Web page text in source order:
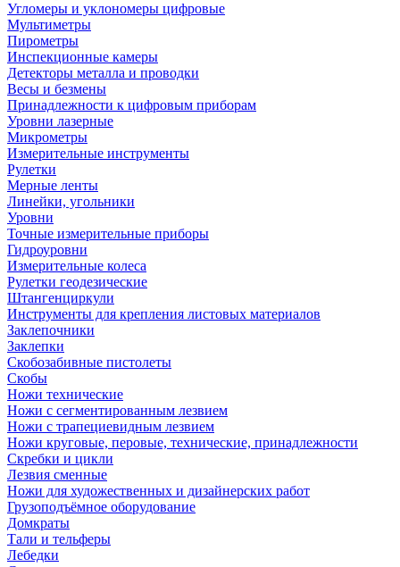
Угломеры и уклономеры цифровые
Мультиметры
Пирометры
Инспекционные камеры
Детекторы металла и проводки
Весы и безмены
Принадлежности к цифровым приборам
Уровни лазерные
Микрометры
Измерительные инструменты
Рулетки
Мерные ленты
Линейки, угольники
Уровни
Точные измерительные приборы
Гидроуровни
Измерительные колеса
Рулетки геодезические
Штангенциркули
Инструменты для крепления листовых материалов
Заклепочники
Заклепки
Скобозабивные пистолеты
Скобы
Ножи технические
Ножи с сегментированным лезвием
Ножи с трапециевидным лезвием
Ножи круговые, перовые, технические, принадлежности
Скребки и цикли
Лезвия сменные
Ножи для художественных и дизайнерских работ
Грузоподъёмное оборудование
Домкраты
Тали и тельферы
Лебедки